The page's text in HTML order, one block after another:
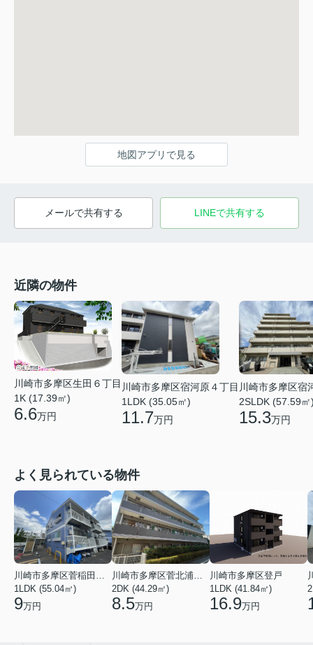
地図アプリで見る
メールで共有する LINEで共有する
近隣の物件
川崎市多摩区生田６丁目
1K (17.39㎡)
6.6万円
川崎市多摩区宿河原４丁目
1LDK (35.05㎡)
11.7万円
川崎市多摩区宿
2SLDK (57.59㎡
15.3万円
よく見られている物件
川崎市多摩区菅稲田堤２丁目
1LDK (55.04㎡)
9万円
川崎市多摩区菅北浦２丁目
2DK (44.29㎡)
8.5万円
川崎市多摩区登戸
1LDK (41.84㎡)
16.9万円